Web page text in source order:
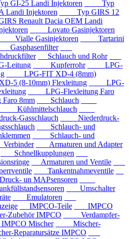
25 Landi Injektoren
Typ
Landi Injektoren
Typ GIRS 12
Renault Dacia OEM Landi
Lovato Gasinjektoren
Vialle Gasinjektoren
Tartarini
Gasphasenfilter
Schlauch und Rohr
Kupferrohr
LPG-
LPG-FIT XD-4 (8mm)
(8-10mm) Flexleitung
LPG-
LPG-Flexleitung Faro
8mm
Schlauch
Kühlmittelschlauch
Gasschlauch
Niederdruck-
Schlauch- und
Schlauch- und
Armaturen und Adapter
Schnellkupplungen
Armaturen und Ventile
Tankentnahmeventile
un MAPsensoren
Umschalter
Emulatoren
IMPCO-Teile
IMPCO
IMPCO
Verdampfer-
Mischer
Mischer-
Reparatursätze IMPCO